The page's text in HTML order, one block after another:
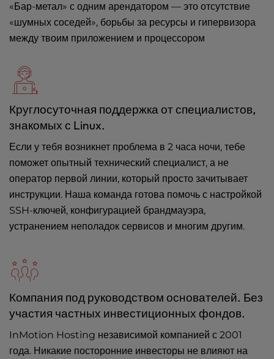
«Бар-метал» с одним арендатором — это отсутствие
«шумных соседей», борьбы за ресурсы и гипервизора
между твоим приложением и процессором
Круглосуточная поддержка от специалистов,
знакомых с Linux.
Если у тебя возникнет проблема в 2 часа ночи, тебе
поможет опытный технический специалист, а не
оператор первой линии, который просто зачитывает
инструкции. Наша команда готова помочь с настройкой
SSH-ключей, конфигурацией брандмауэра,
устранением неполадок сервисов и многим другим.
Компания под руководством основателей. Без
участия частных инвестиционных фондов.
InMotion Hosting независимой компанией с 2001
года. Никакие посторонние инвесторы не влияют на